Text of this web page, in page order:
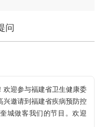
问
迎参与福建省卫生健康委
兴邀请到福建省疾病预防控
城做客我们的节目。欢迎